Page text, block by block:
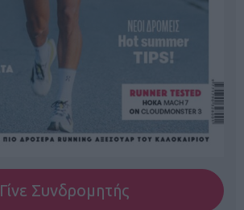
Γίνε Συνδρομητής